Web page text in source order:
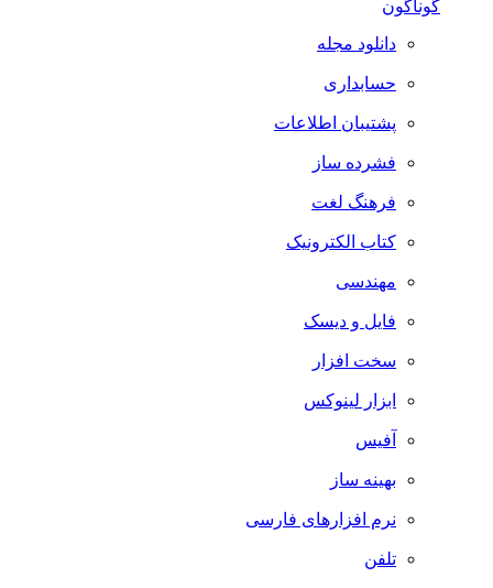
گوناگون
دانلود مجله
حسابداری
پشتیبان اطلاعات
فشرده ساز
فرهنگ لغت
کتاب الکترونیک
مهندسی
فایل و دیسک
سخت افزار
ابزار لینوکس
آفیس
بهینه ساز
نرم افزارهای فارسی
تلفن